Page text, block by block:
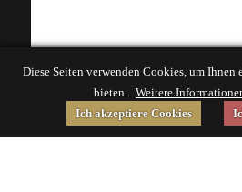
Diese Seiten verwenden Cookies, um Ihnen
bieten. Weitere
Ich akzeptiere Cookies